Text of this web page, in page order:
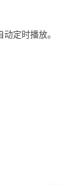
定时播放。